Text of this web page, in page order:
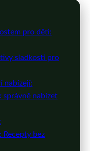
pro děti:
sladkostí pro
nabízejí:
správně nabízet
Recepty bez